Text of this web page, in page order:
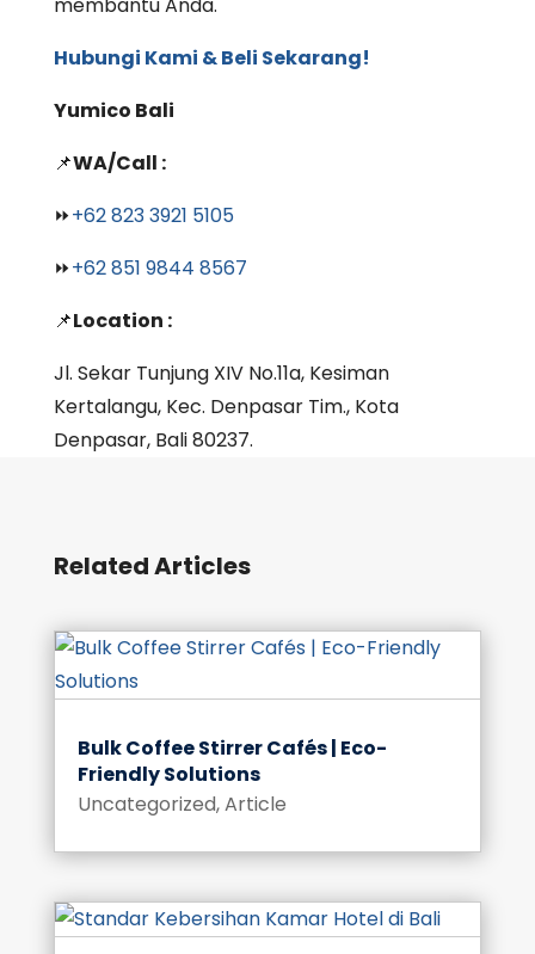
Hubungi Kami & Beli Sekarang!
Yumico Bali
📌WA/Call :
⏩+62 823 3921 5105
⏩+62 851 9844 8567
📌Location :
Jl. Sekar Tunjung XIV No.11a, Kesiman
Kertalangu, Kec. Denpasar Tim., Kota
Denpasar, Bali 80237.
Related Articles
Bulk Coffee Stirrer Cafés | Eco-
Friendly Solutions
Uncategorized,Article